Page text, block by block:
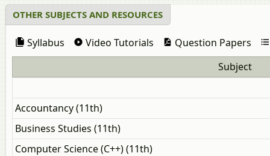
OTHER SUBJECTS AND RESOURCES
Syllabus Video Tutorials
Question Papers
Subject
Accountancy (11th)
Business Studies (11th)
Computer Science (C++) (11th)